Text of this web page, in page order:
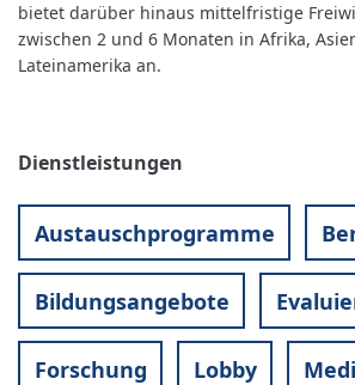
bietet darüber hinaus mittelfristige
zwischen 2 und 6 Monaten in Afrika,
Lateinamerika an.
Dienstleistungen
Austauschprogramme
Bildungsangebote
Forschung Lobby